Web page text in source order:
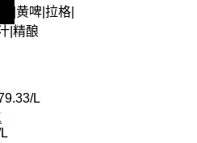
黄啤 拉格
精酿
/L
L